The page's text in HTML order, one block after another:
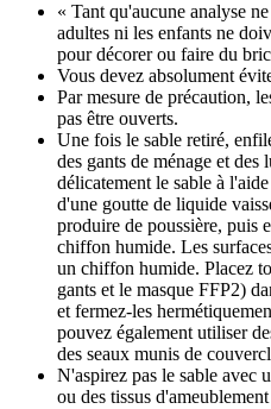
« Tant qu'aucune analyse
adultes ni les enfants ne
pour décorer ou faire du
Vous devez absolument
Par mesure de précaution,
pas être ouverts.
Une fois le sable retiré,
des gants de ménage et
délicatement le sable à
d'une goutte de liquide
produire de poussière, puis
chiffon humide. Les
un chiffon humide. Placez
gants et le masque FFP2)
et fermez-les
pouvez également utiliser
des seaux munis de
N'aspirez pas le sable avec
ou des tissus